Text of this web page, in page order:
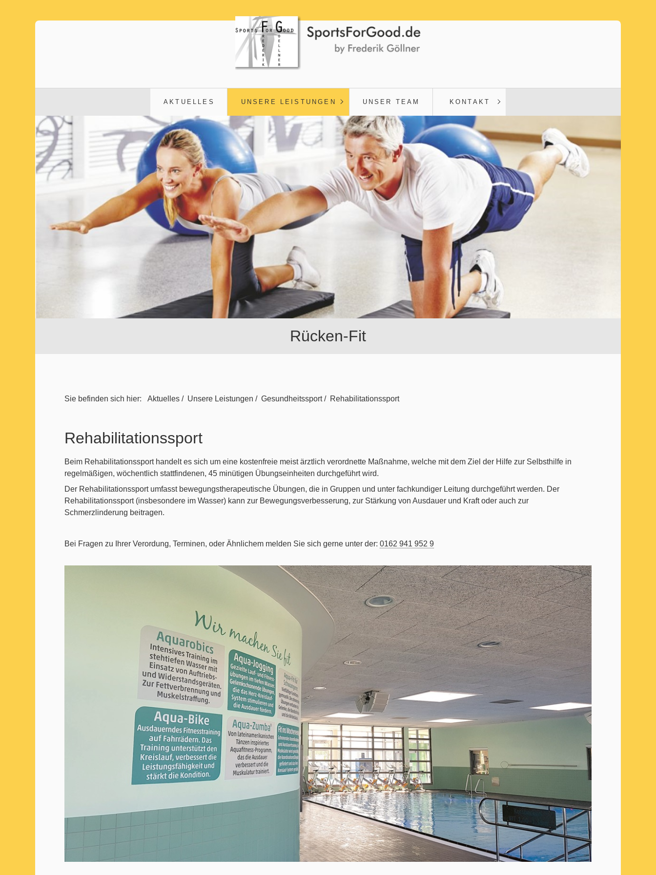
AKTUELLES UNSERE LEISTUNGEN UNSER TEAM KONTAKT
Sie befinden sich hier: Aktuelles / Unsere Leistungen / Gesundheitssport / Rehabilitationssport
Rehabilitationssport
Beim Rehabilitationssport handelt es sich um eine kostenfreie meist ärztlich verordnette Maßnahme, welche mit dem Ziel der Hilfe zur Selbsthilfe in
regelmäßigen, wöchentlich stattfindenen, 45 minütigen Übungseinheiten durchgeführt wird.
Der Rehabilitationssport umfasst bewegungstherapeutische Übungen, die in Gruppen und unter fachkundiger Leitung durchgeführt werden. Der
Rehabilitationssport (insbesondere im Wasser) kann zur Bewegungsverbesserung, zur Stärkung von Ausdauer und Kraft oder auch zur
Schmerzlinderung beitragen.
Bei Fragen zu Ihrer Verordung, Terminen, oder Ähnlichem melden Sie sich gerne unter der: 0162 941 952 9